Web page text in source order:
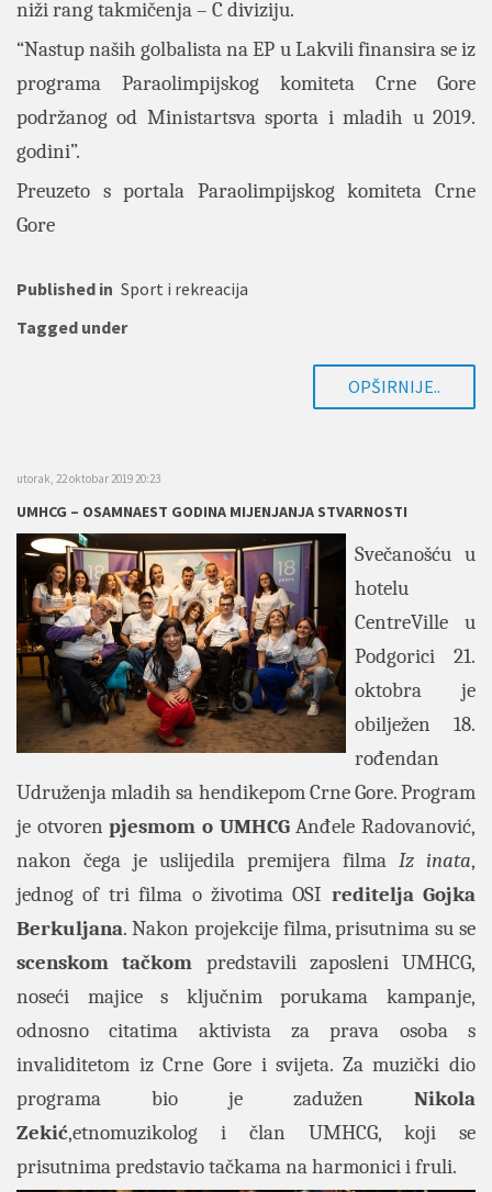
niži rang takmičenja – C diviziju.
“Nastup naših golbalista na EP u Lakvili finansira se iz
programa Paraolimpijskog komiteta Crne Gore
podržanog od Ministartsva sporta i mladih u 2019.
godini”.
Preuzeto s portala Paraolimpijskog komiteta Crne
Gore
Published in Sport i rekreacija
Tagged under
OPŠIRNIJE..
utorak, 22 oktobar 2019 20:23
UMHCG – OSAMNAEST GODINA MIJENJANJA STVARNOSTI
Svečanošću u
hotelu
CentreVille u
Podgorici 21.
oktobra je
obilježen 18.
rođendan
Udruženja mladih sa hendikepom Crne Gore. Program
je otvorenpjesmom o UMHCGAnđele Radovanović,
nakon čega je uslijedila premijera filma Iz inata,
jednog of tri filma o životima OSI reditelja Gojka
Berkuljana. Nakon projekcije filma, prisutnima su se
scenskom tačkom predstavili zaposleni UMHCG,
noseći majice s ključnim porukama kampanje,
odnosno citatima aktivista za prava osoba s
invaliditetom iz Crne Gore i svijeta. Za muzički dio
programa bio je zadužen Nikola
Zekić,etnomuzikolog i član UMHCG, koji se
prisutnima predstavio tačkama na harmonici i fruli.